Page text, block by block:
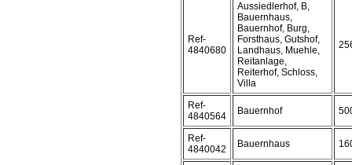
Ref-
4840680
Aussiedlerhof, B,
Bauernhaus,
Bauernhof, Burg,
Forsthaus, Gutshof,
Landhaus, Muehle,
Reitanlage,
Reiterhof, Schloss,
Villa
Ref-
4840564
Bauernhof
Ref-
4840042
Bauernhaus